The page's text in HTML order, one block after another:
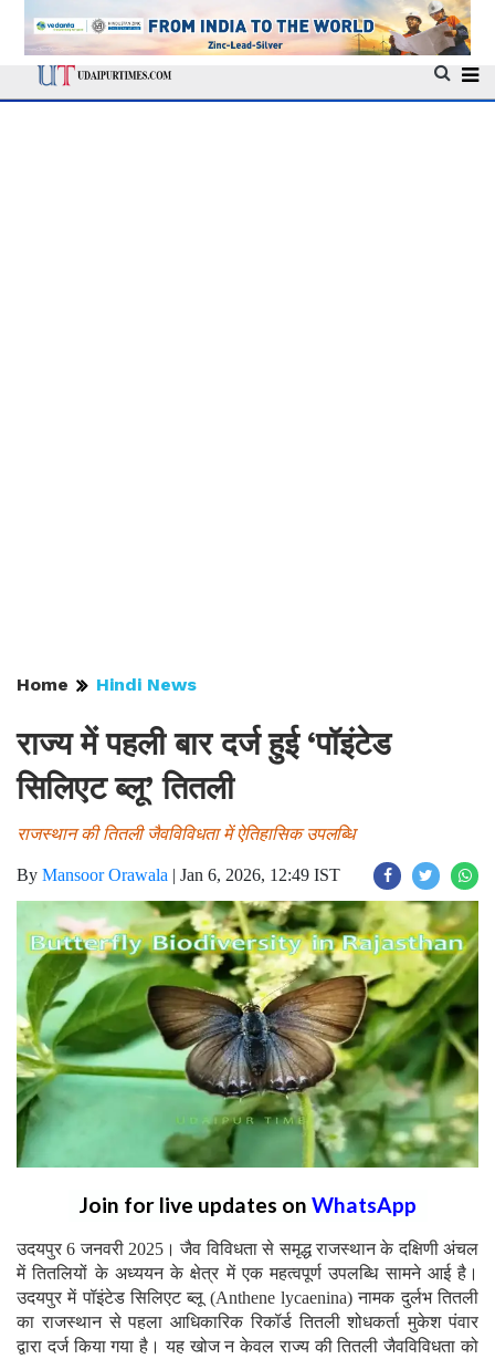
Home Hindi News
राज्य में पहली बार दर्ज हुई ‘पॉइंटेड
सिलिएट ब्लू’ तितली
राजस्थान की तितली जैवविविधता में ऐतिहासिक उपलब्धि
By Mansoor Orawala | Jan 6, 2026, 12:49 IST
Join for live updates on WhatsApp
उदयपुर 6 जनवरी 2025। जैव विविधता से समृद्ध राजस्थान के दक्षिणी अंचल
में तितलियों के अध्ययन के क्षेत्र में एक महत्वपूर्ण उपलब्धि सामने आई है।
उदयपुर में पॉइंटेड सिलिएट ब्लू (Anthene lycaenina) नामक दुर्लभ तितली
का राजस्थान से पहला आधिकारिक रिकॉर्ड तितली शोधकर्ता मुकेश पंवार
द्वारा दर्ज किया गया है। यह खोज न केवल राज्य की तितली जैवविविधता को